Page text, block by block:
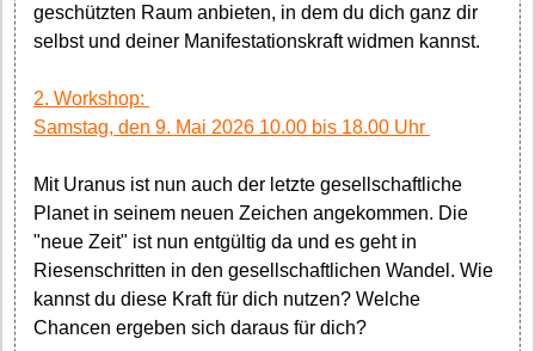
geschützten Raum anbieten, in dem du dich ganz dir
selbst und deiner Manifestationskraft widmen kannst.
2. Workshop:
Samstag, den 9. Mai 2026 10.00 bis 18.00 Uhr
Mit Uranus ist nun auch der letzte gesellschaftliche
Planet in seinem neuen Zeichen angekommen. Die
"neue Zeit" ist nun entgültig da und es geht in
Riesenschritten in den gesellschaftlichen Wandel. Wie
kannst du diese Kraft für dich nutzen? Welche
Chancen ergeben sich daraus für dich?